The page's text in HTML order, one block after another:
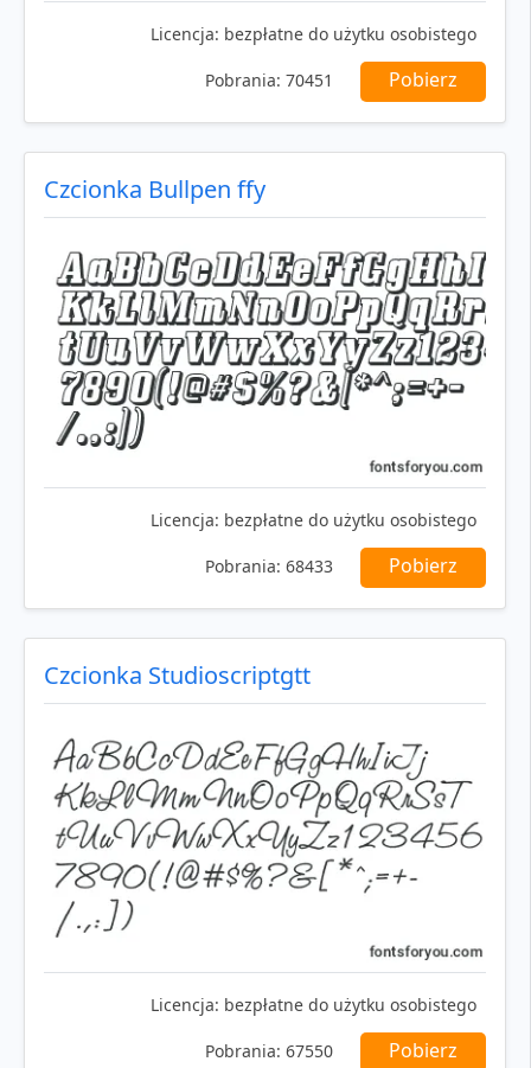
Licencja: bezpłatne do użytku osobistego
Pobrania: 70451 Pobierz
Czcionka Bullpen ffy
Licencja: bezpłatne do użytku osobistego
Pobrania: 68433 Pobierz
Czcionka Studioscriptgtt
Licencja: bezpłatne do użytku osobistego
Pobrania: 67550 Pobierz